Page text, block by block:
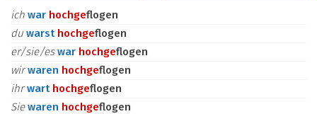
ich war hochgeflogen
du warst hochgeflogen
er/sie/eswar hochgeflogen
wirwaren hochgeflogen
ihrwart hochgeflogen
Siewaren hochgeflogen